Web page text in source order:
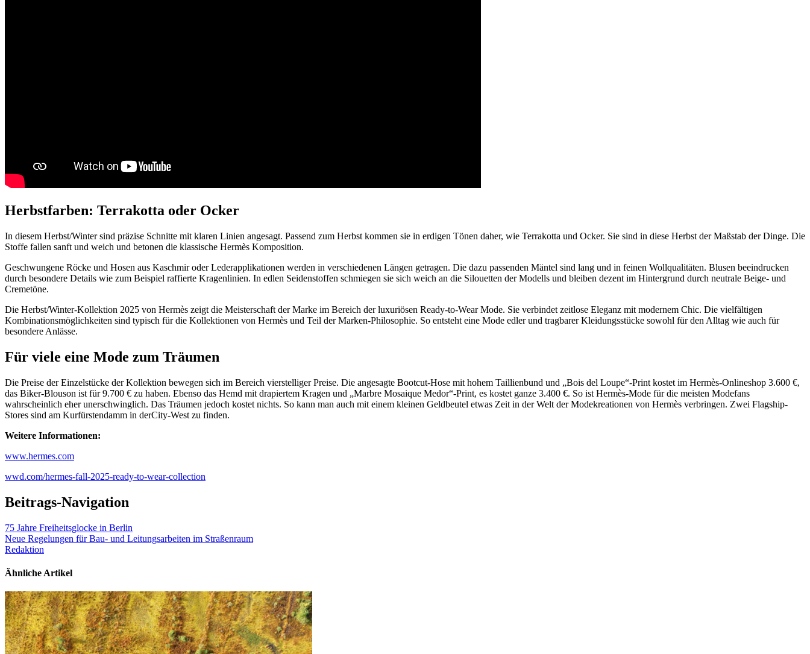
Herbstfarben: Terrakotta oder Ocker
In diesem Herbst/Winter sind präzise Schnitte mit klaren Linien angesagt. Passend zum Herbst kommen sie in erdigen Tönen daher, wie Terrakotta und Ocker. Sie sind in diese Herbst der Maßstab der Dinge. Die
Stoffe fallen sanft und weich und betonen die klassische Hermès Komposition.
Geschwungene Röcke und Hosen aus Kaschmir oder Lederapplikationen werden in verschiedenen Längen getragen. Die dazu passenden Mäntel sind lang und in feinen Wollqualitäten. Blusen beeindrucken
durch besondere Details wie zum Beispiel raffierte Kragenlinien. In edlen Seidenstoffen schmiegen sie sich weich an die Silouetten der Modells und bleiben dezent im Hintergrund durch neutrale Beige- und
Cremetöne.
Die Herbst/Winter-Kollektion 2025 von Hermès zeigt die Meisterschaft der Marke im Bereich der luxuriösen Ready-to-Wear Mode. Sie verbindet zeitlose Eleganz mit modernem Chic. Die vielfältigen
Kombinationsmöglichkeiten sind typisch für die Kollektionen von Hermès und Teil der Marken-Philosophie. So entsteht eine Mode edler und tragbarer Kleidungsstücke sowohl für den Alltag wie auch für
besondere Anlässe.
Für viele eine Mode zum Träumen
Die Preise der Einzelstücke der Kollektion bewegen sich im Bereich vierstelliger Preise. Die angesagte Bootcut-Hose mit hohem Taillienbund und „Bois del Loupe“-Print kostet im Hermès-Onlineshop 3.600 €,
das Biker-Blouson ist für 9.700 € zu haben. Ebenso das Hemd mit drapiertem Kragen und „Marbre Mosaique Medor“-Print, es kostet ganze 3.400 €. So ist Hermès-Mode für die meisten Modefans
wahrscheinlich eher unerschwinglich. Das Träumen jedoch kostet nichts. So kann man auch mit einem kleinen Geldbeutel etwas Zeit in der Welt der Modekreationen von Hermès verbringen. Zwei Flagship-
Stores sind am Kurfürstendamm in derCity-West zu finden.
Weitere Informationen:
www.hermes.com
wwd.com/hermes-fall-2025-ready-to-wear-collection
Beitrags-Navigation
75 Jahre Freiheitsglocke in Berlin
Neue Regelungen für Bau- und Leitungsarbeiten im Straßenraum
Redaktion
Ähnliche Artikel